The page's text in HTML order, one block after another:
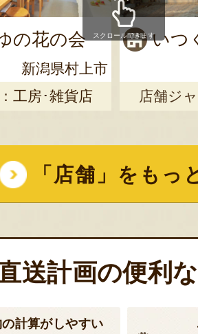
の花の会
新潟県村上市
工房･雑貨店
いつ
店舗ジ
スクロールできます
「店舗」をもっ
送計画の便利
計算がしやすい